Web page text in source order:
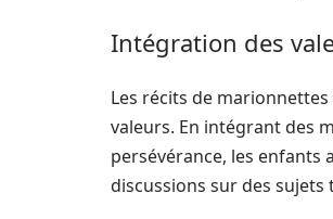
Intégration des
Les récits de
valeurs. En intégrant des
persévérance, les enfants
discussions sur des sujets